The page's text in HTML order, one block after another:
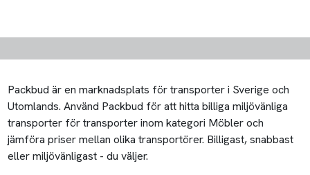
Packbud är en marknadsplats för transporter i Sverige och
Utomlands. Använd Packbud för att hitta billiga miljövänliga
transporter för transporter inom kategori Möbler och
jämföra priser mellan olika transportörer. Billigast, snabbast
eller miljövänligast - du väljer.